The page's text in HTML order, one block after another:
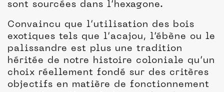
sont sourcées dans l’hexagone.
Convaincu que l’utilisation des bois
exotiques tels que l’acajou, l’ébène ou le
palissandre est plus une tradition
héritée de notre histoire coloniale qu’un
choix réellement fondé sur des critères
objectifs en matière de fonctionnement